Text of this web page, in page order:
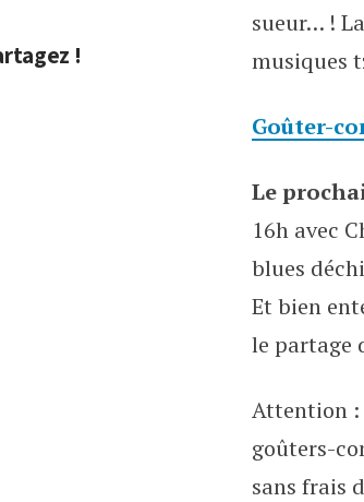
sueur… !
musiques
Goûter-
Le
16h avec
blues
Et bien
le partage
Attention :
goûters-
sans frais
!